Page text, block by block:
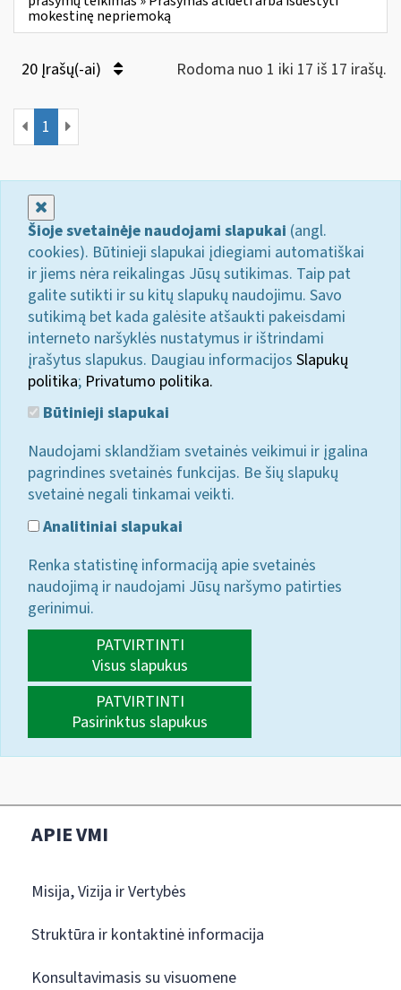
mokestinę nepriemoką
20 Įrašų(-ai) Rodoma nuo 1 iki 17 iš 17 irašų.
1
Šioje svetainėje naudojami slapukai (angl.
cookies). Būtinieji slapukai įdiegiami automatiškai
ir jiems nėra reikalingas Jūsų sutikimas. Taip pat
galite sutikti ir su kitų slapukų naudojimu. Savo
sutikimą bet kada galėsite atšaukti pakeisdami
interneto naršyklės nustatymus ir ištrindami
įrašytus slapukus. Daugiau informacijos Slapukų
politika; Privatumo politika.
Būtinieji slapukai
Naudojami sklandžiam svetainės veikimui ir įgalina
pagrindines svetainės funkcijas. Be šių slapukų
svetainė negali tinkamai veikti.
Analitiniai slapukai
Renka statistinę informaciją apie svetainės
naudojimą ir naudojami Jūsų naršymo patirties
gerinimui.
PATVIRTINTI
Visus slapukus
PATVIRTINTI
Pasirinktus slapukus
APIE VMI
Misija, Vizija ir Vertybės
Struktūra ir kontaktinė informacija
Konsultavimasis su visuomene